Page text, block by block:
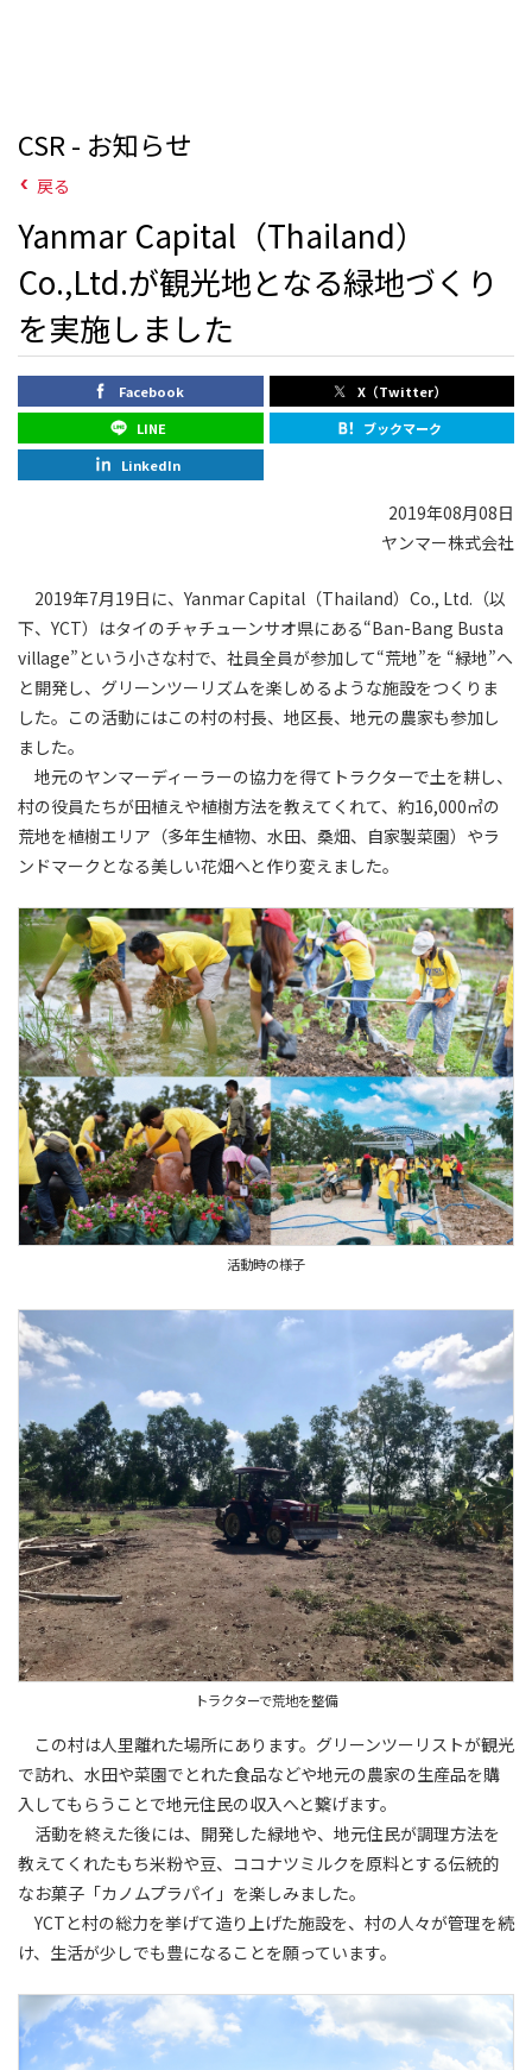
CSR - お知らせ
戻る
Yanmar Capital（Thailand）
Co.,Ltd.が観光地となる緑地づくり
を実施しました
Facebook
X（Twitter）
LINE
ブックマーク
LinkedIn
2019年08月08日
ヤンマー株式会社
2019年7月19日に、Yanmar Capital（Thailand）Co., Ltd.（以
下、YCT）はタイのチャチューンサオ県にある“Ban-Bang Busta
village”という小さな村で、社員全員が参加して“荒地”を “緑地”へ
と開発し、グリーンツーリズムを楽しめるような施設をつくりま
した。この活動にはこの村の村長、地区長、地元の農家も参加し
ました。
地元のヤンマーディーラーの協力を得てトラクターで土を耕し、
村の役員たちが田植えや植樹方法を教えてくれて、約16,000㎡の
荒地を植樹エリア（多年生植物、水田、桑畑、自家製菜園）やラ
ンドマークとなる美しい花畑へと作り変えました。
活動時の様子
トラクターで荒地を整備
この村は人里離れた場所にあります。グリーンツーリストが観光
で訪れ、水田や菜園でとれた食品などや地元の農家の生産品を購
入してもらうことで地元住民の収入へと繋げます。
活動を終えた後には、開発した緑地や、地元住民が調理方法を
教えてくれたもち米粉や豆、ココナツミルクを原料とする伝統的
なお菓子「カノムプラパイ」を楽しみました。
YCTと村の総力を挙げて造り上げた施設を、村の人々が管理を続
け、生活が少しでも豊になることを願っています。